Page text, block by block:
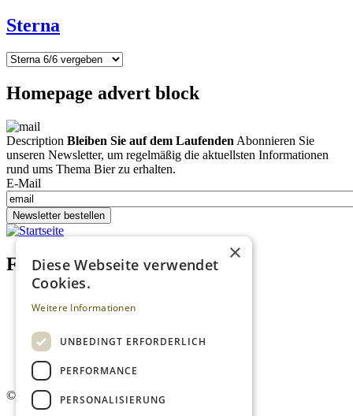
Sterna
Homepage advert block
Description Bleiben Sie auf dem Laufenden Abonnieren Sie
unseren Newsletter, um regelmäßig die aktuellsten Informationen
rund ums Thema Bier zu erhalten.
E-Mail
Newsletter bestellen
Footer menu (DE)
Impressum
Mediadaten
AGB
Newsletter
© 2026. Alle Rechte vorbehalten.
×
Diese Webseite verwendet
Cookies.
Weitere Informationen
UNBEDINGT ERFORDERLICH
PERFORMANCE
PERSONALISIERUNG